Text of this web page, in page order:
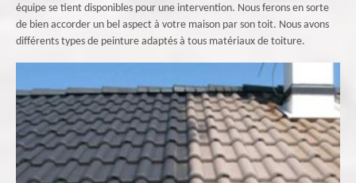
équipe se tient disponibles pour une intervention. Nous ferons en sorte
de bien accorder un bel aspect à votre maison par son toit. Nous avons
différents types de peinture adaptés à tous matériaux de toiture.